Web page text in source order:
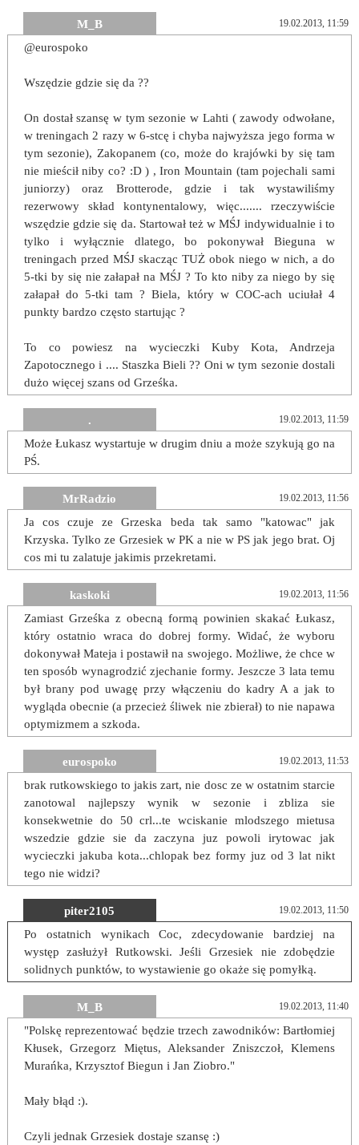
M_B 19.02.2013, 11:59
@eurospoko
Wszędzie gdzie się da ??
On dostał szansę w tym sezonie w Lahti ( zawody odwołane,
w treningach 2 razy w 6-stcę i chyba najwyższa jego forma w
tym sezonie), Zakopanem (co, może do krajówki by się tam
nie mieścił niby co? :D ) , Iron Mountain (tam pojechali sami
juniorzy) oraz Brotterode, gdzie i tak wystawiliśmy
rezerwowy skład kontynentalowy, więc....... rzeczywiście
wszędzie gdzie się da. Startował też w MŚJ indywidualnie i to
tylko i wyłącznie dlatego, bo pokonywał Bieguna w
treningach przed MŚJ skacząc TUŻ obok niego w nich, a do
5-tki by się nie załapał na MŚJ ? To kto niby za niego by się
załapał do 5-tki tam ? Biela, który w COC-ach uciułał 4
punkty bardzo często startując ?
To co powiesz na wycieczki Kuby Kota, Andrzeja
Zapotocznego i .... Staszka Bieli ?? Oni w tym sezonie dostali
dużo więcej szans od Grześka.
. 19.02.2013, 11:59
Może Łukasz wystartuje w drugim dniu a może szykują go na
PŚ.
MrRadzio 19.02.2013, 11:56
Ja cos czuje ze Grzeska beda tak samo "katowac" jak
Krzyska. Tylko ze Grzesiek w PK a nie w PS jak jego brat. Oj
cos mi tu zalatuje jakimis przekretami.
kaskoki 19.02.2013, 11:56
Zamiast Grześka z obecną formą powinien skakać Łukasz,
który ostatnio wraca do dobrej formy. Widać, że wyboru
dokonywał Mateja i postawił na swojego. Możliwe, że chce w
ten sposób wynagrodzić zjechanie formy. Jeszcze 3 lata temu
był brany pod uwagę przy włączeniu do kadry A a jak to
wygląda obecnie (a przecież śliwek nie zbierał) to nie napawa
optymizmem a szkoda.
eurospoko 19.02.2013, 11:53
brak rutkowskiego to jakis zart, nie dosc ze w ostatnim starcie
zanotowal najlepszy wynik w sezonie i zbliza sie
konsekwetnie do 50 crl...te wciskanie mlodszego mietusa
wszedzie gdzie sie da zaczyna juz powoli irytowac jak
wycieczki jakuba kota...chlopak bez formy juz od 3 lat nikt
tego nie widzi?
piter2105 19.02.2013, 11:50
Po ostatnich wynikach Coc, zdecydowanie bardziej na
występ zasłużył Rutkowski. Jeśli Grzesiek nie zdobędzie
solidnych punktów, to wystawienie go okaże się pomyłką.
M_B 19.02.2013, 11:40
"Polskę reprezentować będzie trzech zawodników: Bartłomiej
Kłusek, Grzegorz Miętus, Aleksander Zniszczoł, Klemens
Murańka, Krzysztof Biegun i Jan Ziobro."
Mały błąd :).
Czyli jednak Grzesiek dostaje szansę :)